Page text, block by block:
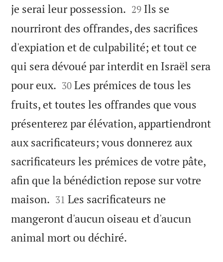
je serai leur possession. 

29 Ils se
nourriront des offrandes, des sacrifices
d'expiation et de culpabilité; et tout ce
qui sera dévoué par interdit en Israël sera
pour eux. 

30 Les prémices de tous les
fruits, et toutes les offrandes que vous
présenterez par élévation, appartiendront
aux sacrificateurs; vous donnerez aux
sacrificateurs les prémices de votre pâte,
afin que la bénédiction repose sur votre
maison. 

31 Les sacrificateurs ne
mangeront d'aucun oiseau et d'aucun
animal mort ou déchiré.